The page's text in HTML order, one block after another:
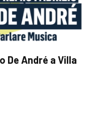
De André a Villa